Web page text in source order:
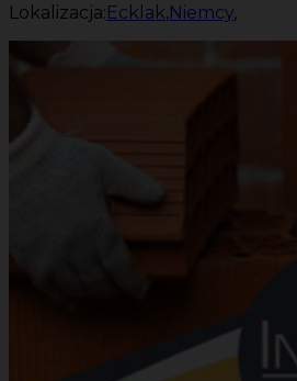
Lokalizacja:Ecklak,Niemcy,